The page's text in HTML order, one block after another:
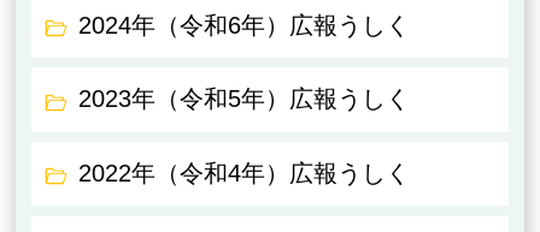
2024年（令和6年）広報うしく
2023年（令和5年）広報うしく
2022年（令和4年）広報うしく